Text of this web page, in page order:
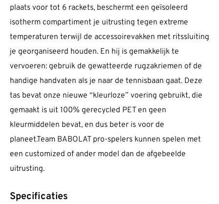
plaats voor tot 6 rackets, beschermt een geïsoleerd
isotherm compartiment je uitrusting tegen extreme
temperaturen terwijl de accessoirevakken met ritssluiting
je georganiseerd houden. En hij is gemakkelijk te
vervoeren: gebruik de gewatteerde rugzakriemen of de
handige handvaten als je naar de tennisbaan gaat. Deze
tas bevat onze nieuwe “kleurloze” voering gebruikt, die
gemaakt is uit 100% gerecycled PET en geen
kleurmiddelen bevat, en dus beter is voor de
planeet.Team BABOLAT pro-spelers kunnen spelen met
een customized of ander model dan de afgebeelde
uitrusting.
Specificaties